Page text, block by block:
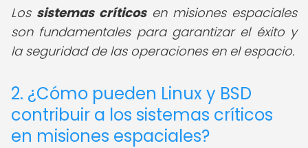
Los sistemas críticosen misiones espaciales
son fundamentales para garantizar el éxito y
la seguridad de las operaciones en el espacio.
2. ¿Cómo pueden Linux y BSD
contribuir a los sistemas críticos
en misiones espaciales?